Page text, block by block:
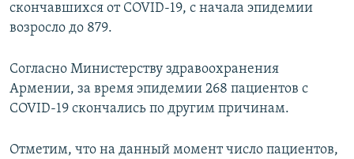
скончавшихся от COVID-19, с начала эпидемии
возросло до 879.
Согласно Министерству здравоохранения
Армении, за время эпидемии 268 пациентов с
COVID-19 скончались по другим причинам.
Отметим, что на данный момент число пациентов,